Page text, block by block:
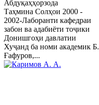
Абдуқаҳҳорзода
Таҳмина Солҳои 2000 -
2002-Лаборанти кафедраи
забон ва адабиёти тоҷики
Донишгоҳи давлатии
Хуҷанд ба номи академик Б.
Ғафуров,...